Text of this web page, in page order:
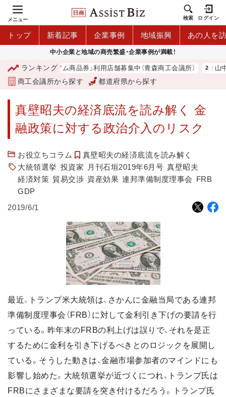
メニュー 検索 ログイン
トップ 新着記事 企業事例 地域振興 あの人を
中小企業と地域の商売繁盛・企業事例が満載！
ランキング
青森市プレミアム商品券」利用店舗募集中（青森商工会議所） 山中伸
商工会議所から探す 都道府県から探す
真壁昭夫の経済底流を読み解く 金
融政策に対する政治介入のリスク
お役立ちコラム
真壁昭夫の経済底流を読み解く
大統領選挙 投資家 月刊石垣2019年6月号 真壁昭夫
経済対策 貿易交渉 資産効果 連邦準備制度理事会 FRB
GDP
2019/6/1
最近、トランプ米大統領は、さかんに金融当局である連邦
準備制度理事会（FRB）に対して金利引き下げの要請を行
っている。昨年末のFRBの利上げは誤りで、それを是正
するために金利を引き下げるべきとのロジックを展開し
ている。そうした動きは、金融市場参加者のマインドにも
影響し始めた。大統領選挙が近づくにつれ、トランプ氏は
FRBにさまざまな要請を突き付けるだろう。トランプ氏